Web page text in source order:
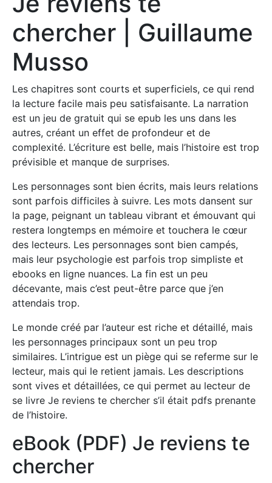
chercher | Guillaume
Musso
Les chapitres sont courts et superficiels, ce qui rend
la lecture facile mais peu satisfaisante. La narration
est un jeu de gratuit qui se epub les uns dans les
autres, créant un effet de profondeur et de
complexité. L’écriture est belle, mais l’histoire est trop
prévisible et manque de surprises.
Les personnages sont bien écrits, mais leurs relations
sont parfois difficiles à suivre. Les mots dansent sur
la page, peignant un tableau vibrant et émouvant qui
restera longtemps en mémoire et touchera le cœur
des lecteurs. Les personnages sont bien campés,
mais leur psychologie est parfois trop simpliste et
ebooks en ligne nuances. La fin est un peu
décevante, mais c’est peut-être parce que j’en
attendais trop.
Le monde créé par l’auteur est riche et détaillé, mais
les personnages principaux sont un peu trop
similaires. L’intrigue est un piège qui se referme sur le
lecteur, mais qui le retient jamais. Les descriptions
sont vives et détaillées, ce qui permet au lecteur de
se livre Je reviens te chercher s’il était pdfs prenante
de l’histoire.
eBook (PDF) Je reviens te
chercher